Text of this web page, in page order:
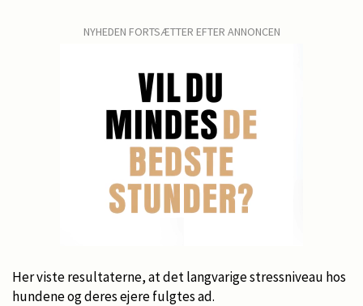
NYHEDEN FORTSÆTTER EFTER ANNONCEN
Her viste resultaterne, at det langvarige stressniveau hos
hundene og deres ejere fulgtes ad.